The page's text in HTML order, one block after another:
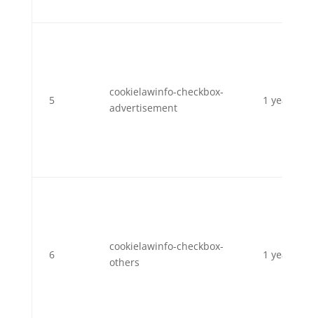
5
cookielawinfo-checkbox-
advertisement
1 year
6
cookielawinfo-checkbox-
others
1 year